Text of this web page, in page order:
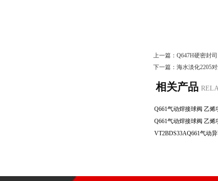
上一篇： Q647H硬密封
下一篇： 海水淡化2205
相关产品